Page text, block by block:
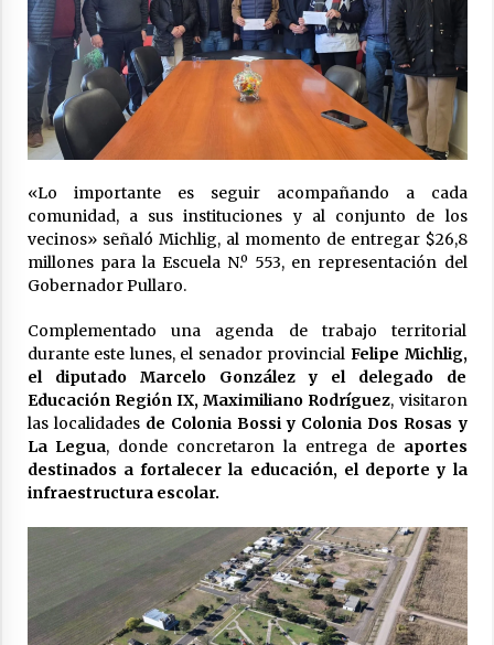
La Provincia cerró en Ceres la 1° ronda de
jornadas regionales sobre el fenómeno de El
Niño 2026-2027
05/08/2026
Ceres: dictaron prisión preventiva a un
hombre por el abuso sexual de dos niñas de
su entorno familiar
04/08/2026
Arrufó fue sede de una Jornada de
Capacitación del programa provincial «Crecer
Capacita»
04/08/2026
El CER N° 363 de Hersilia recibió un aporte
FANI para equipamiento en el marco de fuertes
inversiones educativas
04/08/2026
Michlig y González entregaron aportes
gubernamentales en Ceres y recorrieron
obras junto a la intendente Dupouy
04/08/2026
La Municipalidad de San Guillermo realizó una
nueva entrega del Fondo de Asistencia
Educativa por $26 millones
03/08/2026
«Lo importante es seguir acompañando a cada
comunidad, a sus instituciones y al conjunto de los
vecinos» señaló Michlig, al momento de entregar $26,8
millones para la Escuela N.º 553, en representación del
Gobernador Pullaro.
Complementado una agenda de trabajo territorial
durante este lunes, el senador provincial Felipe Michlig,
el diputado Marcelo González y el delegado de
Educación Región IX, Maximiliano Rodríguez, visitaron
las localidades de Colonia Bossi y Colonia Dos Rosas y
La Legua, donde concretaron la entrega de aportes
destinados a fortalecer la educación, el deporte y la
infraestructura escolar.